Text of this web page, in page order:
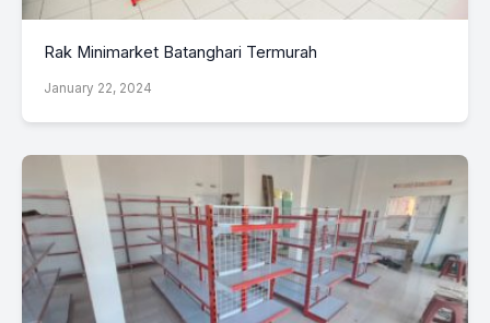
Rak Minimarket Batanghari Termurah
January 22, 2024